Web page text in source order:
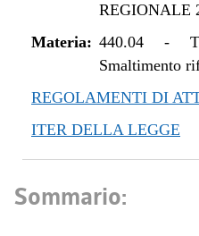
REGIONALE
Materia: 440.04-
Smaltimento
REGOLAMENTI DI
ITER DELLA LEGGE
Sommario: